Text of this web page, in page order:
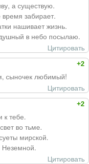
а существую.
забирает.
нашивает жизнь.
в небо посылаю.
Цитировать
+2
сыночек любимый!
Цитировать
+2
к тебе.
во тьме.
мирской.
Неземной.
Цитировать